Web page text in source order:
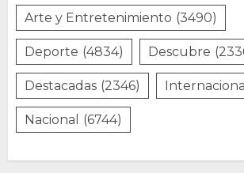
Arte y Entretenimiento (3490)
Deporte (4834) Descubre
Destacadas (2346) Internacional
Nacional (6744)